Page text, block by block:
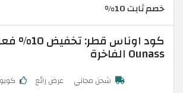
خصم ثابت 10%
كود اوناس
Ounass الفاخرة
شحن مجاني عرض رائع